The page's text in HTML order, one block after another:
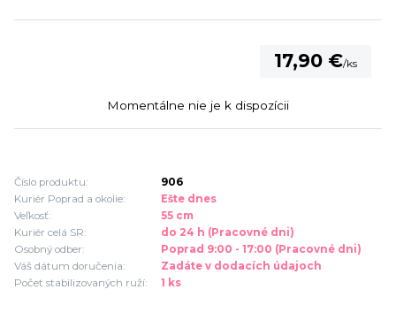
17,90 €/ks
Momentálne nie je k dispozícii
Číslo produktu:
906
Kuriér Poprad a okolie:
Ešte dnes
Veľkosť:
55 cm
Kuriér celá SR:
do 24 h (Pracovné dni)
Osobný odber:
Poprad 9:00 - 17:00 (Pracovné dni)
Váš dátum doručenia:
Zadáte v dodacích údajoch
Počet stabilizovaných ruží:
1 ks